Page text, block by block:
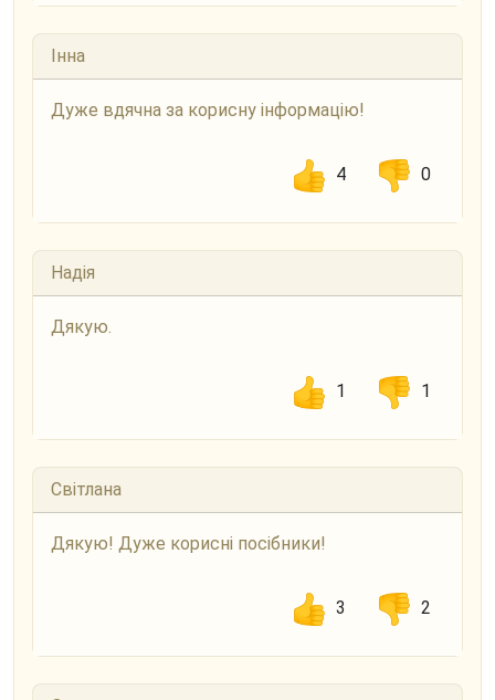
Інна
Дуже вдячна за корисну інформацію!
4 0
Надія
Дякую.
1 1
Світлана
Дякую! Дуже корисні посібники!
3 2